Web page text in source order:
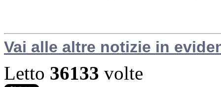
Vai alle altre notizie in
Letto 36133 volte